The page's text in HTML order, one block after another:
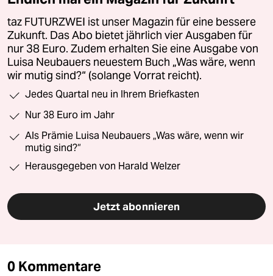
taz FUTURZWEI ist unser Magazin für eine bessere
Zukunft. Das Abo bietet jährlich vier Ausgaben für
nur 38 Euro. Zudem erhalten Sie eine Ausgabe von
Luisa Neubauers neuestem Buch „Was wäre, wenn
wir mutig sind?“ (solange Vorrat reicht).
Jedes Quartal neu in Ihrem Briefkasten
Nur 38 Euro im Jahr
Als Prämie Luisa Neubauers „Was wäre, wenn wir
mutig sind?“
Herausgegeben von Harald Welzer
Jetzt abonnieren
0 Kommentare